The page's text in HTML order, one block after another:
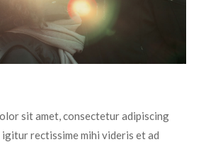
sit amet, consectetur adipiscing
rectissime mihi videris et ad